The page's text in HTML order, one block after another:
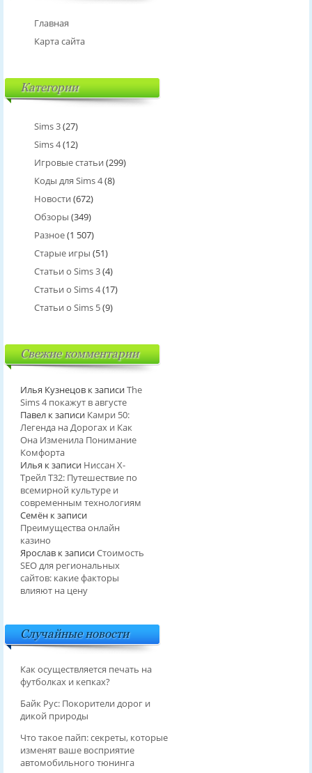
Главная
Карта сайта
Категории
Sims 3(27)
Sims 4(12)
Игровые статьи (299)
Коды для Sims 4(8)
Новости (672)
Обзоры (349)
Разное(1 507)
Старые игры (51)
Статьи о Sims 3(4)
Статьи о Sims 4(17)
Статьи о Sims 5(9)
Свежие комментарии
Илья Кузнецовк записиThe
Sims 4 покажут в августе
Павелк записи Камри 50:
Легенда на Дорогах и Как
Она Изменила Понимание
Комфорта
Илья к записи Ниссан Х-
Трейл T32: Путешествие по
всемирной культуре и
современным технологиям
Семёнк записи
Преимущества онлайн
казино
Ярославк записиСтоимость
SEO для региональных
сайтов: какие факторы
влияют на цену
Случайные новости
Как осуществляется печать на
футболках и кепках?
Байк Рус: Покорители дорог и
дикой природы
Что такое пайп: секреты, которые
изменят ваше восприятие
автомобильного тюнинга